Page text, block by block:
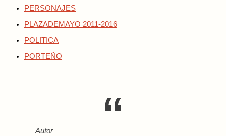
PERSONAJES
PLAZADEMAYO 2011-2016
POLITICA
PORTEÑO
Autor